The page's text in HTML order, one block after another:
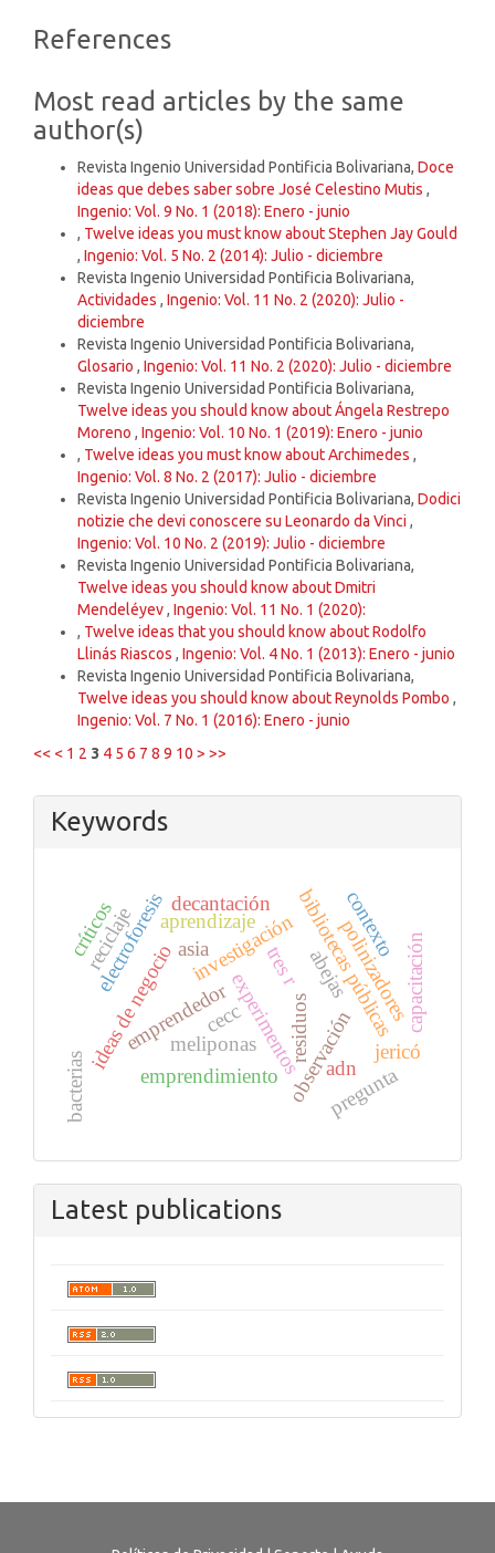
Article
References
Most read articles by the same
author(s)
Revista Ingenio Universidad Pontificia Bolivariana, Doce
ideas que debes saber sobre José Celestino Mutis ,
Ingenio: Vol. 9 No. 1 (2018): Enero - junio
, Twelve ideas you must know about Stephen Jay Gould
, Ingenio: Vol. 5 No. 2 (2014): Julio - diciembre
Revista Ingenio Universidad Pontificia Bolivariana,
Actividades , Ingenio: Vol. 11 No. 2 (2020): Julio -
diciembre
Revista Ingenio Universidad Pontificia Bolivariana,
Glosario , Ingenio: Vol. 11 No. 2 (2020): Julio - diciembre
Revista Ingenio Universidad Pontificia Bolivariana,
Twelve ideas you should know about Ángela Restrepo
Moreno , Ingenio: Vol. 10 No. 1 (2019): Enero - junio
, Twelve ideas you must know about Archimedes ,
Ingenio: Vol. 8 No. 2 (2017): Julio - diciembre
Revista Ingenio Universidad Pontificia Bolivariana, Dodici
notizie che devi conoscere su Leonardo da Vinci ,
Ingenio: Vol. 10 No. 2 (2019): Julio - diciembre
Revista Ingenio Universidad Pontificia Bolivariana,
Twelve ideas you should know about Dmitri
Mendeléyev, Ingenio: Vol. 11 No. 1 (2020):
, Twelve ideas that you should know about Rodolfo
Llinás Riascos , Ingenio: Vol. 4 No. 1 (2013): Enero - junio
Revista Ingenio Universidad Pontificia Bolivariana,
Twelve ideas you should know about Reynolds Pombo ,
Ingenio: Vol. 7 No. 1 (2016): Enero - junio
<< < 1 2 3 4 5 6 7 8 9 10 > >>
Keywords
investigación
experimentosbibliotecas públicas
aprendizaje
observación
emprendimiento
emprendedor
ideas de negocio residuos
tres r abejas
meliponas
polinizadores
bacterias
electroforesis
adn
contexto
jericó
reciclaje
pregunta
cecc capacitación
críticos decantación
asia
Latest publications